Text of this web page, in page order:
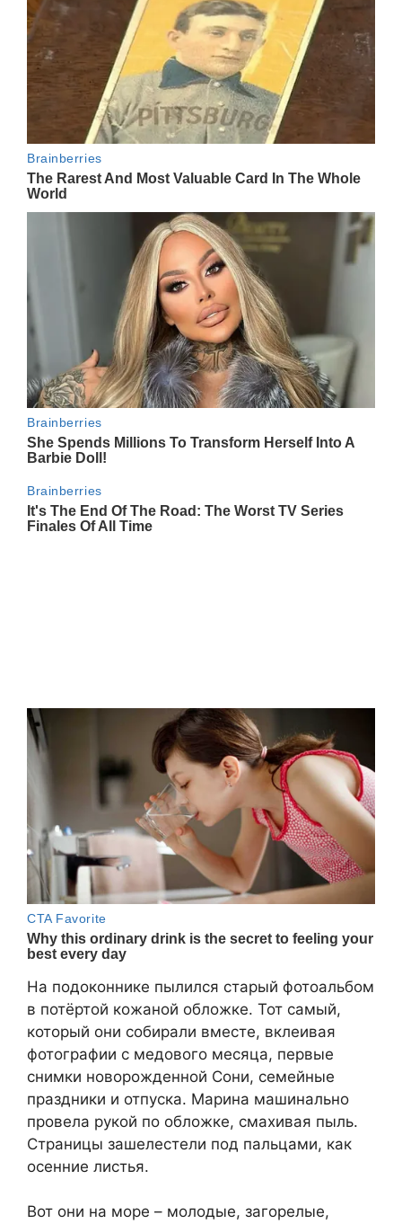
На подоконнике пылился старый фотоальбом
в потёртой кожаной обложке. Тот самый,
который они собирали вместе, вклеивая
фотографии с медового месяца, первые
снимки новорожденной Сони, семейные
праздники и отпуска. Марина машинально
провела рукой по обложке, смахивая пыль.
Страницы зашелестели под пальцами, как
осенние листья.
Вот они на море – молодые, загорелые,